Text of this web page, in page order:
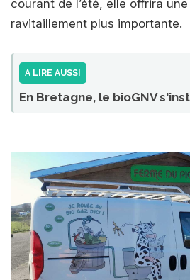
courant de l’été, elle offrira
ravitaillement plus importante.
A LIRE AUSSI
En Bretagne, le bioGNV